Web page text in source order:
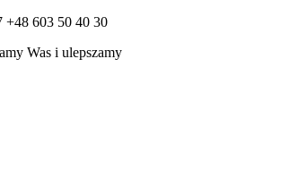
+48 603 50 40 30
Was i ulepszamy